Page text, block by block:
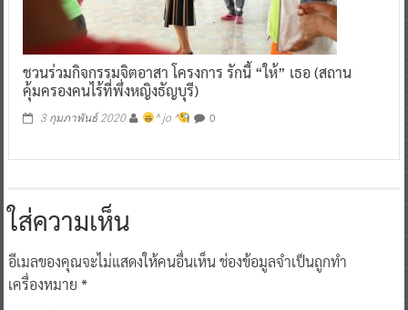
ชวนร่วมกิจกรรมจิตอาสา โครงการ รักนี้ “ให้” เธอ (สถาน
คุ้มครองคนไร้ที่พึ่งหญิงธัญบุรี)
3 กุมภาพันธ์ 2020 ^ jo ^ 0
ใส่ความเห็น
อีเมลของคุณจะไม่แสดงให้คนอื่นเห็นช่องข้อมูลจำเป็นถูกทำ
เครื่องหมาย *